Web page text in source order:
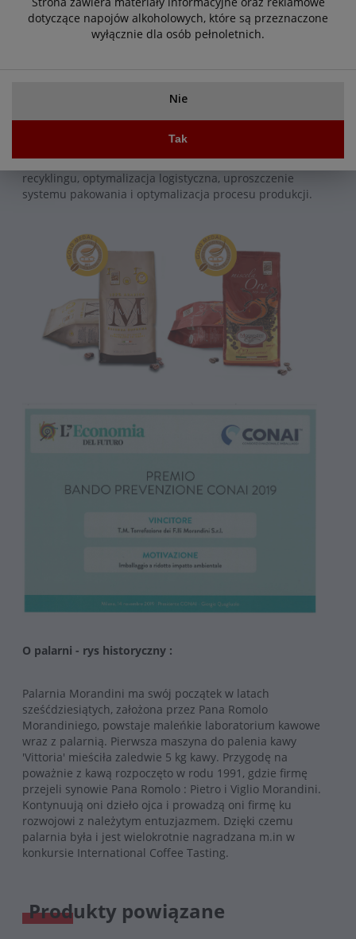
dotyczące napojów alkoholowych, które są przeznaczone
wyłącznie dla osób pełnoletnich.
Nie
Tak
Nagroda Conai za zrównoważone opakowanie - Palarnia
Morandini ECO FRIENDLY - PRZYJAZNA ŚRODOWISKU
oszczędność surowców, ułatwienie działań związanych z
recyklingiem, wykorzystanie materiałów pochodzących z
recyklingu, optymalizacja logistyczna, uproszczenie
systemu pakowania i optymalizacja procesu produkcji.
O palarni - rys historyczny :
Palarnia Morandini ma swój początek w latach
sześćdziesiątych, założona przez Pana Romolo
Morandiniego, powstaje maleńkie laboratorium kawowe
wraz z palarnią. Pierwsza maszyna do palenia kawy
'Vittoria' mieściła zaledwie 5 kg kawy. Przygodę na
poważnie z kawą rozpoczęto w rodu 1991, gdzie firmę
przejeli synowie Pana Romolo : Pietro i Viglio Morandini.
Kontynuują oni dzieło ojca i prowadzą oni firmę ku
rozwojowi z należytym entuzjazmem. Dzięki czemu
palarnia była i jest wielokrotnie nagradzana m.in w
konkursie International Coffee Tasting.
Produkty powiązane